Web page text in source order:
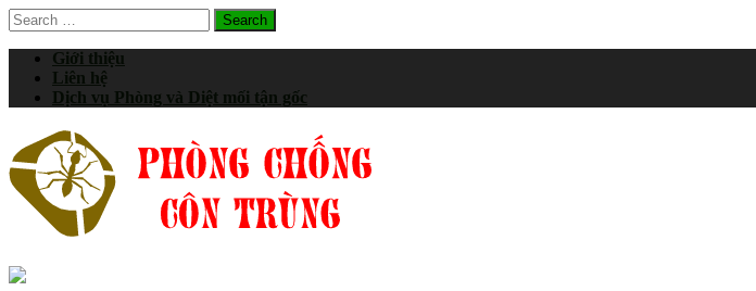
Search
for:
Giới thiệu
Liên hệ
Dịch vụ Phòng và Diệt mối tận gốc